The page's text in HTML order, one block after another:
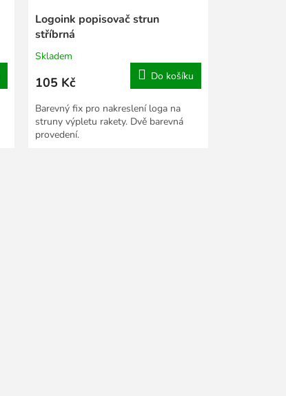
Logoink popisovač strun
stříbrná
Skladem
105 Kč Do košíku
Barevný fix pro nakreslení loga na
struny výpletu rakety. Dvě barevná
provedení.